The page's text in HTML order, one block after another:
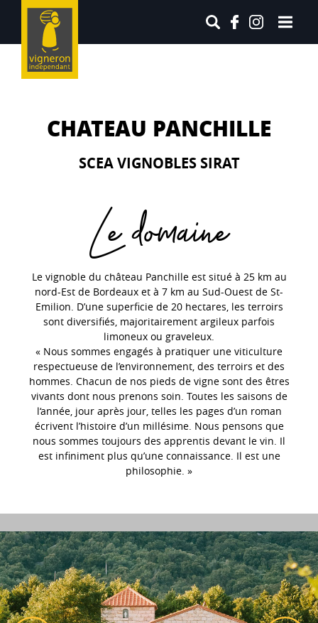
CHATEAU PANCHILLE
SCEA VIGNOBLES SIRAT
Le domaine
Le vignoble du château Panchille est situé à 25 km au
nord-Est de Bordeaux et à 7 km au Sud-Ouest de St-
Emilion. D’une superficie de 20 hectares, les terroirs
sont diversifiés, majoritairement argileux parfois
limoneux ou graveleux.
« Nous sommes engagés à pratiquer une viticulture
respectueuse de l’environnement, des terroirs et des
hommes. Chacun de nos pieds de vigne sont des êtres
vivants dont nous prenons soin. Toutes les saisons de
l‘année, jour après jour, telles les pages d’un roman
écrivent l’histoire d’un millésime. Nous pensons que
nous sommes toujours des apprentis devant le vin. Il
est infiniment plus qu’une connaissance. Il est une
philosophie. »